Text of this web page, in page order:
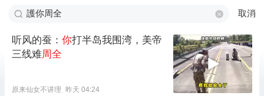
取消
听风的蚕： 你打半岛我围湾，美帝
三线难周全
原来仙女不讲理 昨天 04:24